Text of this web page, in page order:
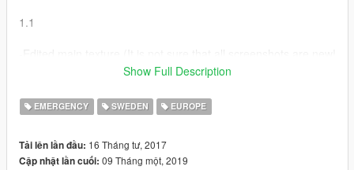
1.1
The Textures can look different compared to the screenshots!)
1.0
-Added windows
-New Screenshots
Show Full Description
EMERGENCY SWEDEN EUROPE
Tải lên lần đầu: 16 Tháng tư, 2017
Cập nhật lần cuối: 09 Tháng một, 2019